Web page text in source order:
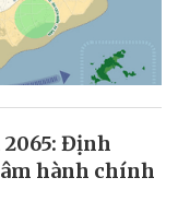
2065: Định
hành chính